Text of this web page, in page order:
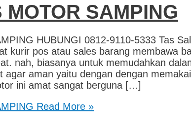
SAMPING
HUBUNGI 0812-9110-5333 Tas
kurir pos atau sales barang membawa
nah, biasanya untuk memudahkan
agar aman yaitu dengan dengan
ini amat sangat berguna […]
Read More »